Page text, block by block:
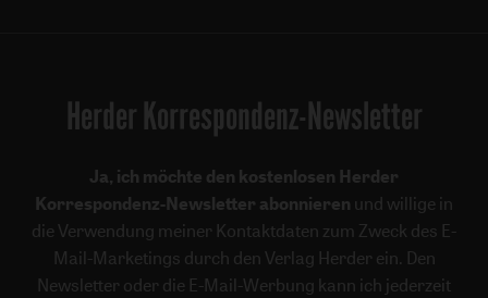
Herder Korrespondenz-Newsletter
Ja, ich möchte den kostenlosen Herder
Korrespondenz-Newsletter abonnieren und willige in
die Verwendung meiner Kontaktdaten zum Zweck des E-
Mail-Marketings durch den Verlag Herder ein. Den
Newsletter oder die E-Mail-Werbung kann ich jederzeit